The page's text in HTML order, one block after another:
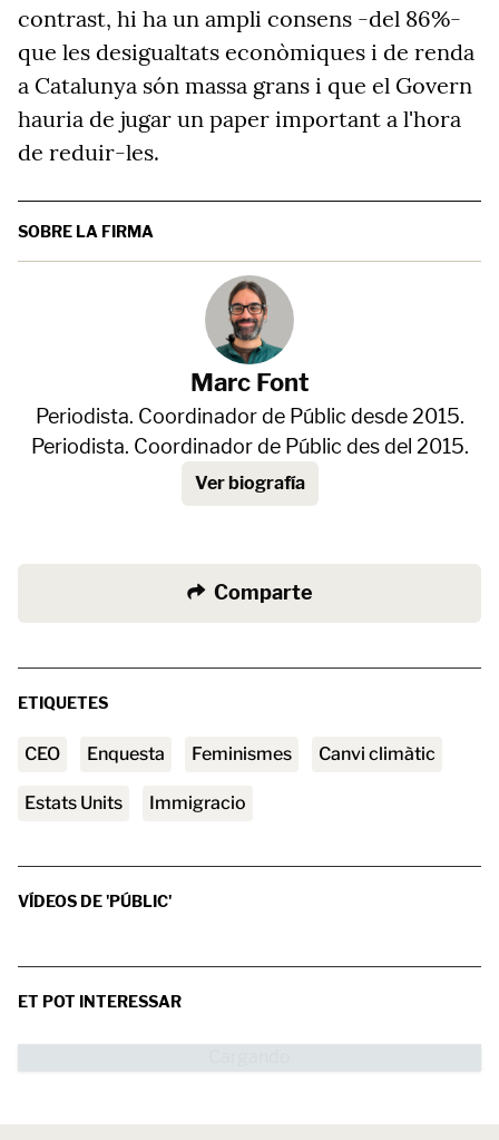
contrast, hi ha un ampli consens -del 86%-
que les desigualtats econòmiques i de renda
a Catalunya són massa grans i que el Govern
hauria de jugar un paper important a l'hora
de reduir-les.
SOBRE LA FIRMA
Marc Font
Periodista. Coordinador de Públic desde 2015.
Periodista. Coordinador de Públic des del 2015.
Ver biografía
Comparte
ETIQUETES
CEO enquesta feminismes canvi climàtic
Estats Units immigracio
VÍDEOS DE 'PÚBLIC'
ET POT INTERESSAR